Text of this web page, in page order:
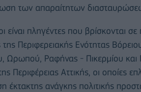
των απαραίτητων
είναι πληγέντες που βρίσκονται
της Περιφερειακής Ενότητας
Ωρωπού, Ραφήνας - Πικερμίου και
Περιφέρειας Αττικής, οι οποίες
έκτακτης ανάγκης πολιτικής